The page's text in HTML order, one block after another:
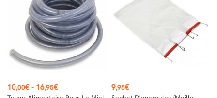
Prix
10,00€- 16,95€ Prix
9,95€